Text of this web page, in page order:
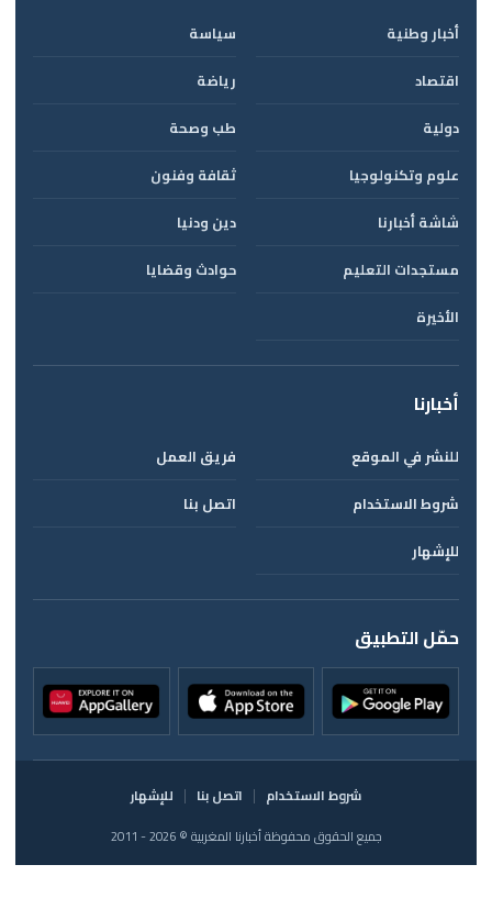
أخبار وطنية
سياسة
اقتصاد
رياضة
دولية
طب وصحة
علوم وتكنولوجيا
ثقافة وفنون
شاشة أخبارنا
دين ودنيا
مستجدات التعليم
حوادث وقضايا
الأخيرة
أخبارنا
للنشر في الموقع
فريق العمل
شروط الاستخدام
اتصل بنا
للإشهار
حمّل التطبيق
شروط الاستخدام اتصل بنا
للإشهار
جميع الحقوق محفوظة أخبارنا المغربية © 2026 - 2011